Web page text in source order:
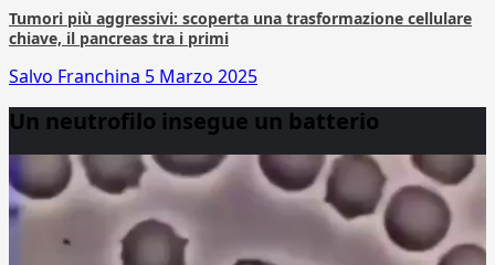
Tumori più aggressivi: scoperta una trasformazione cellulare
chiave, il pancreas tra i primi
Salvo Franchina 5 Marzo 2025
Un neutrofilo insegue un batterio
Player